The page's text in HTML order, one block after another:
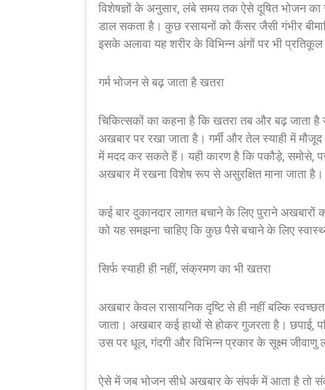
विशेषज्ञों के अनुसार, लंबे समय तक ऐसे दूषित भोजन का
डाल सकता है। कुछ रसायनों को कैंसर जैसी गंभीर
इसके अलावा यह शरीर के विभिन्न अंगों पर भी
गर्म भोजन से बढ़ जाता है खतरा
चिकित्सकों का कहना है कि खतरा तब और बढ़ जाता है
अखबार पर रखा जाता है। गर्मी और तेल स्याही में
में मदद कर सकते हैं। यही कारण है कि पकौड़े, समोसे,
अखबार में रखना विशेष रूप से असुरक्षित माना जाता है।
कई बार दुकानदार लागत बचाने के लिए पुराने
को यह समझना चाहिए कि कुछ पैसे बचाने के लिए
सिर्फ स्याही ही नहीं, संक्रमण का भी खतरा
अखबार केवल रासायनिक दृष्टि से ही नहीं बल्कि
जाता। अखबार कई हाथों से होकर गुजरता है। छपाई,
उस पर धूल, गंदगी और विभिन्न प्रकार के सूक्ष्म
ऐसे में जब भोजन सीधे अखबार के संपर्क में आता है तो